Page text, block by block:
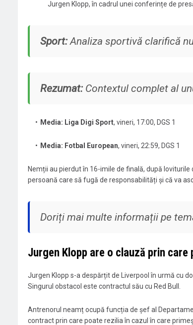
Jurgen Klopp, în cadrul unei conferințe de
Sport:Analiza sportivă clarifică
Rezumat:Contextul complet al
Media: Liga Digi Sport, vineri, 17:00, DGS 1
Media: Fotbal European, vineri, 22:59, DGS 1
Nemții au pierdut în 16-imile de finală, după loviturile
persoană care să fugă de responsabilități și că va
Doriți mai multe informații pe
Jurgen Klopp are o clauză prin care
Jurgen Klopp s-a despărțit de Liverpool în urmă cu
Singurul obstacol este contractul său cu Red Bull.
Antrenorul neamț ocupă funcția de şef al
contract prin care poate rezilia în cazul în care